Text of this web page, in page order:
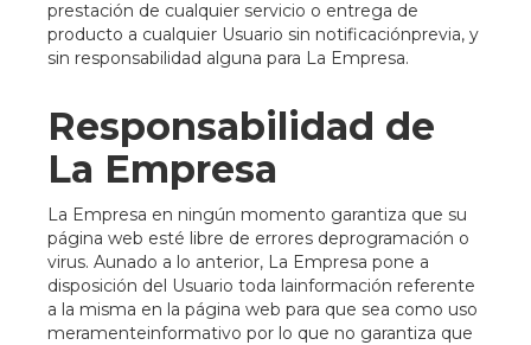
prestación de cualquier servicio o entrega de
producto a cualquier Usuario sin notificaciónprevia, y
sin responsabilidad alguna para La Empresa.
Responsabilidad de
La Empresa
La Empresa en ningún momento garantiza que su
página web esté libre de errores deprogramación o
virus. Aunado a lo anterior, La Empresa pone a
disposición del Usuario toda lainformación referente
a la misma en la página web para que sea como uso
meramenteinformativo por lo que no garantiza que